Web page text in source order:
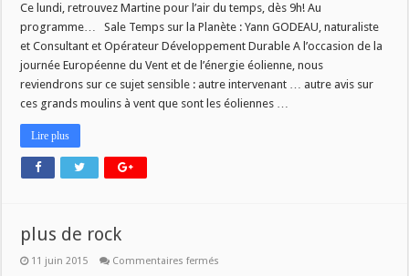
Ce lundi, retrouvez Martine pour l’air du temps, dès 9h! Au
programme… Sale Temps sur la Planète : Yann GODEAU, naturaliste
et Consultant et Opérateur Développement Durable A l’occasion de la
journée Européenne du Vent et de l’énergie éolienne, nous
reviendrons sur ce sujet sensible : autre intervenant … autre avis sur
ces grands moulins à vent que sont les éoliennes …
Lire plus
plus de rock
11 juin 2015 Commentaires fermés